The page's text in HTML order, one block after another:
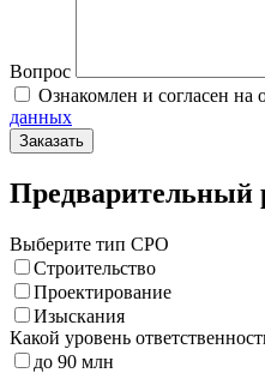
Вопрос
Ознакомлен и согласен на
данных
Заказать
Предварительный
Выберите тип СРО
Строительство
Проектирование
Изыскания
Какой уровень
до 90 млн